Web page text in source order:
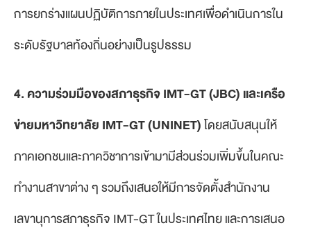
การยกร่างแผนปฏิบัติการภายในประเทศเพื่อดำเนินการใน
ระดับรัฐบาลท้องถิ่นอย่างเป็นรูปธรรม
4. ความร่วมมือของสภาธุรกิจIMT-GT (JBC) และเครือ
ข่ายมหาวิทยาลัย IMT-GT (UNINET)โดยสนับสนุนให้
ภาคเอกชนและภาควิชาการเข้ามามีส่วนร่วมเพิ่มขึ้นในคณะ
ทำงานสาขาต่าง ๆ รวมถึงเสนอให้มีการจัดตั้งสำนักงาน
เลขานุการสภาธุรกิจ IMT-GT ในประเทศไทย และการเสนอ